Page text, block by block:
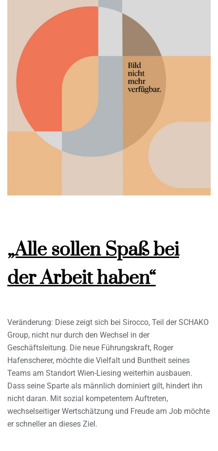
„Alle sollen Spaß bei
der Arbeit haben“
Veränderung: Diese zeigt sich bei Sirocco, Teil der SCHAKO
Group, nicht nur durch den Wechsel in der
Geschäftsleitung. Die neue Führungskraft, Roger
Hafenscherer, möchte die Vielfalt und Buntheit seines
Teams am Standort Wien-Liesing weiterhin ausbauen.
Dass seine Sparte als männlich dominiert gilt, hindert ihn
nicht daran. Mit sozial kompetentem Auftreten,
wechselseitiger Wertschätzung und Freude am Job möchte
er schneller an dieses Ziel.